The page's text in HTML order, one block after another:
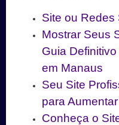
Site ou Redes
Mostrar Seus
Guia
em Manaus
Seu Site
para
Conheça o